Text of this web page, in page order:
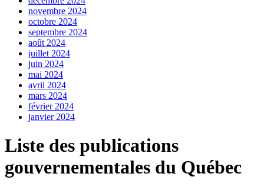
novembre 2024
octobre 2024
septembre 2024
août 2024
juillet 2024
juin 2024
mai 2024
avril 2024
mars 2024
février 2024
janvier 2024
Liste des publications
gouvernementales du Québec